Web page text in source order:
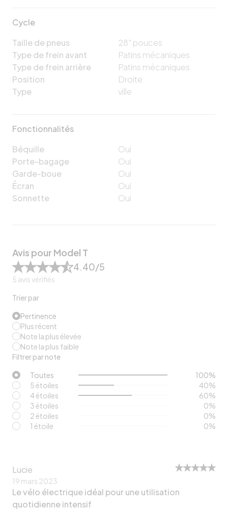
Cycle
Taille de pneus
28" pouces
Type de frein avant
Patins mécaniques
Type de frein arrière
Patins mécaniques
Position
Droite
Type
ville
Fonctionnalités
Béquille
Oui
Porte-bagage
Oui
Garde-boue
Oui
Écran
Oui
Sonnette
Oui
Avis pour Model T
4.40/5
5 avis vérifiés
Trier par
Pertinence
Plus récent
Note la plus élevée
Note la plus faible
Filtrer par note
Toutes
100%
5 étoiles
40%
4 étoiles
60%
3 étoiles
0%
2 étoiles
0%
1 étoile
0%
Lucie
19 mars 2023
Le vélo électrique idéal pour une utilisation
quotidienne intensif